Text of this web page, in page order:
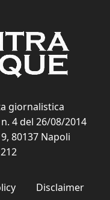
giornalistica
4 del 26/08/2014
80137 Napoli
Disclaimer